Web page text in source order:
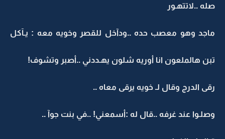
صله ..لاتتهـور
ماجد وهو معصب حده ..ودآخل للقصر وخويه معه : يـآكل
تبن هالملعون انا أوريه شلون يهـددني ..أصبر وتشوف!
رقى الدرج وقال لـ خويه يرقى معاه ..
وصلـوا عند غرفه ..قال له :أسمعني! ..في بنت جوآ ..